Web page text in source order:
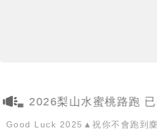
2026梨山水蜜桃路跑
Good Luck 2025▲祝你不會跑到